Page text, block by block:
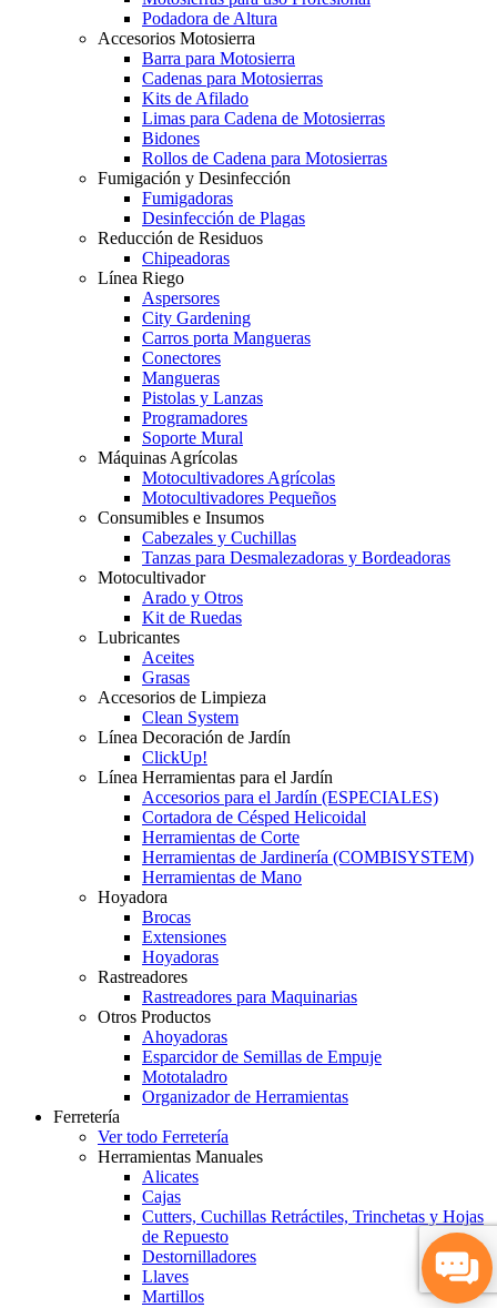
Podadora de Altura
Accesorios Motosierra
Barra para Motosierra
Cadenas para Motosierras
Kits de Afilado
Limas para Cadena de Motosierras
Bidones
Rollos de Cadena para Motosierras
Fumigación y Desinfección
Fumigadoras
Desinfección de Plagas
Reducción de Residuos
Chipeadoras
Línea Riego
Aspersores
City Gardening
Carros porta Mangueras
Conectores
Mangueras
Pistolas y Lanzas
Programadores
Soporte Mural
Máquinas Agrícolas
Motocultivadores Agrícolas
Motocultivadores Pequeños
Consumibles e Insumos
Cabezales y Cuchillas
Tanzas para Desmalezadoras y Bordeadoras
Motocultivador
Arado y Otros
Kit de Ruedas
Lubricantes
Aceites
Grasas
Accesorios de Limpieza
Clean System
Línea Decoración de Jardín
ClickUp!
Línea Herramientas para el Jardín
Accesorios para el Jardín (ESPECIALES)
Cortadora de Césped Helicoidal
Herramientas de Corte
Herramientas de Jardinería (COMBISYSTEM)
Herramientas de Mano
Hoyadora
Brocas
Extensiones
Hoyadoras
Rastreadores
Rastreadores para Maquinarias
Otros Productos
Ahoyadoras
Esparcidor de Semillas de Empuje
Mototaladro
Organizador de Herramientas
Ferretería
Ver todo Ferretería
Herramientas Manuales
Alicates
Cajas
Cutters, Cuchillas Retráctiles, Trinchetas y Hojas
de Repuesto
Destornilladores
Llaves
Martillos